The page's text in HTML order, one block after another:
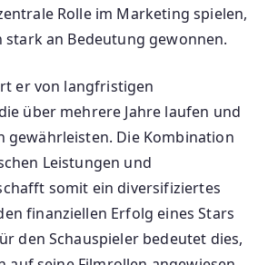
Rolle im Marketing spielen,
stark an Bedeutung gewonnen.
er von langfristigen
über mehrere Jahre laufen und
gewährleisten. Die Kombination
Leistungen und
somit ein diversifiziertes
finanziellen Erfolg eines Stars
den Schauspieler bedeutet dies,